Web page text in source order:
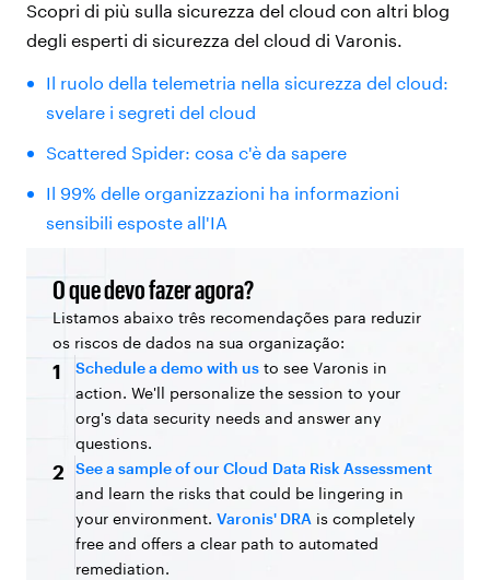
Scopri di più sulla sicurezza del cloud con altri blog
degli esperti di sicurezza del cloud di Varonis.
Il ruolo della telemetria nella sicurezza del cloud:
svelare i segreti del cloud
Scattered Spider: cosa c'è da sapere
Il 99% delle organizzazioni ha informazioni
sensibili esposte all'IA
O que devo fazer agora?
Listamos abaixo três recomendações para reduzir
os riscos de dados na sua organização:
1 Schedule a demo with us to see Varonis in
action. We'll personalize the session to your
org's data security needs and answer any
questions.
2
See a sample of our Cloud Data Risk Assessment
and learn the risks that could be lingering in
your environment. Varonis' DRA is completely
free and offers a clear path to automated
remediation.